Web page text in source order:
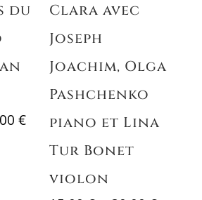
du
€Plage
30,00 €
Clara avec
Joseph
Joachim, Olga
Pashchenko
piano et Lina
Tur Bonet
violon